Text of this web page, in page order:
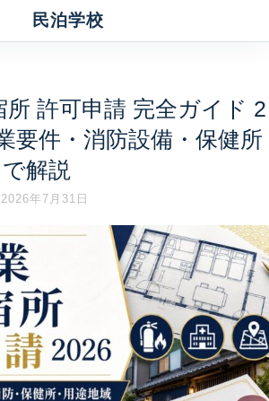
民泊学校
所 許可申請 完全ガイド 2
要件・消防設備・保健所
解説
2026年7月31日